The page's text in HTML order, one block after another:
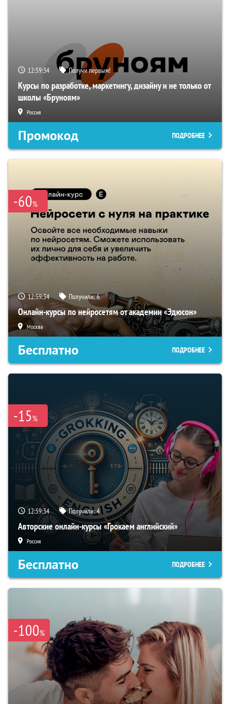
12:59:33 Получи первым!
Курсы по разработке, маркетингу, дизайну и не только от
школы «Бруноям»
Россия
Промокод ПОДРОБНЕЕ
-60%
12:59:33 Получили:6
Онлайн-курсы по нейросетям от академии «Эдюсон»
Москва
Бесплатно ПОДРОБНЕЕ
-15%
12:59:33 Получили:4
Авторские онлайн-курсы «Грокаем английский»
Россия
Бесплатно ПОДРОБНЕЕ
-100%